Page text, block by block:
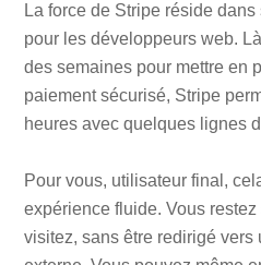
La force de Stripe réside
pour les développeurs web.
des semaines pour mettre en
paiement sécurisé, Stripe
heures avec quelques lignes
Pour vous, utilisateur final,
expérience fluide. Vous
visitez, sans être redirigé